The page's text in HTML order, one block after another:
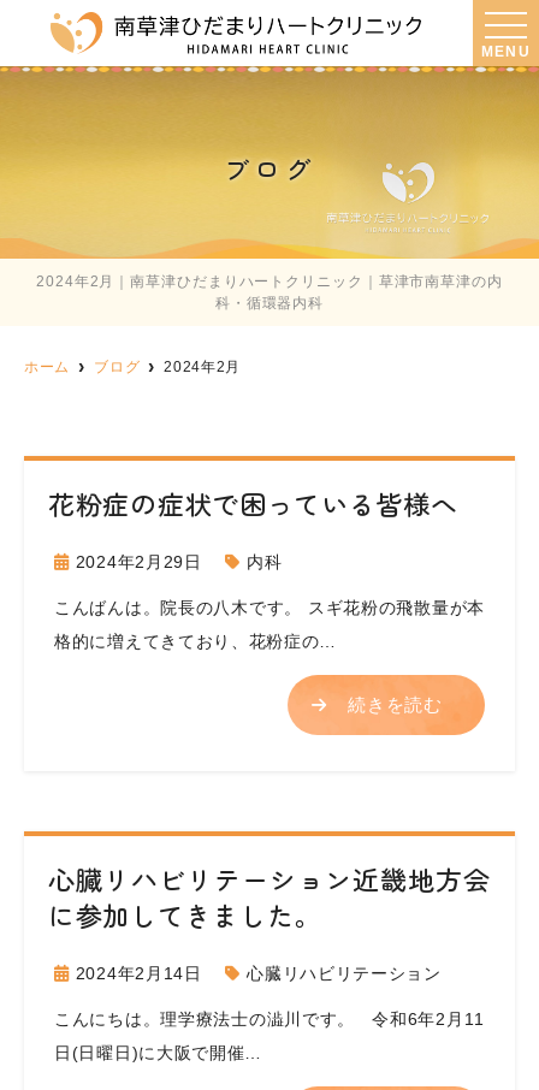
MENU
ブログ
2024年2月｜南草津ひだまりハートクリニック｜草津市南草津の内
科・循環器内科
ホーム ブログ 2024年2月
花粉症の症状で困っている皆様へ
2024年2月29日 内科
こんばんは。院長の八木です。 スギ花粉の飛散量が本
格的に増えてきており、花粉症の…
続きを読む
心臓リハビリテーション近畿地方会
に参加してきました。
2024年2月14日 心臓リハビリテーション
こんにちは。理学療法士の澁川です。 令和6年2月11
日(日曜日)に大阪で開催…